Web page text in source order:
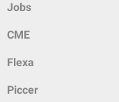
Jobs
CME
Flexa
Piccer